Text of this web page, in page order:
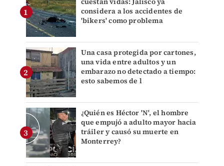
considera a los accidentes de
'bikers' como problema
Una casa protegida por cartones,
una vida entre adultos y un
embarazo no detectado a tiempo:
esto sabemos de l
¿Quién es Héctor 'N', el hombre
que empujó a adulto mayor hacia
tráiler y causó su muerte en
Monterrey?